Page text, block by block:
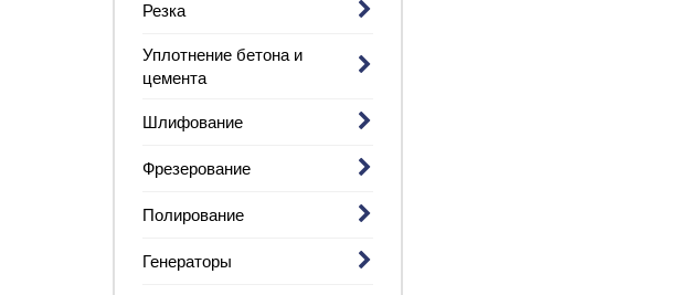
Резка
Уплотнение бетона и
цемента
Шлифование
Фрезерование
Полирование
Генераторы